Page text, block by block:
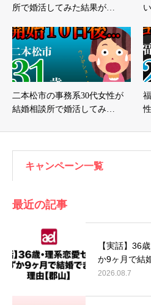
所で婚活してみた結果が…
二本松市の事務系30代女性が
結婚相談所で婚活してみ…
キャンペーン一覧
最近の記事
【実話】36
か9ヶ月で結
2026.08.7